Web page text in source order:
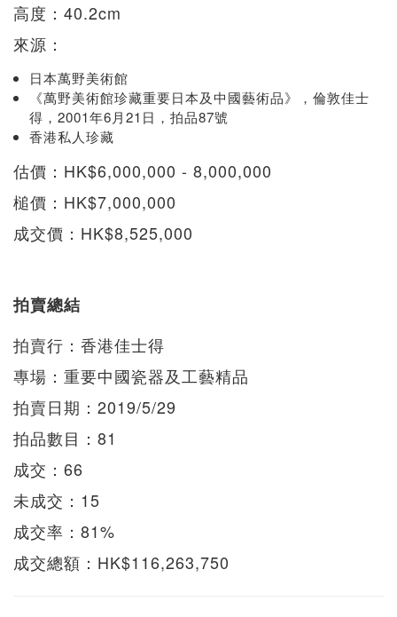
高度：40.2cm
來源：
日本萬野美術館
《萬野美術館珍藏重要日本及中國藝術品》，倫敦佳士
得，2001年6月21日，拍品87號
香港私人珍藏
估價：HK$6,000,000 - 8,000,000
槌價：HK$7,000,000
成交價：HK$8,525,000
拍賣總結
拍賣行：香港佳士得
專場：重要中國瓷器及工藝精品
拍賣日期：2019/5/29
拍品數目：81
成交：66
未成交：15
成交率：81%
成交總額：HK$116,263,750